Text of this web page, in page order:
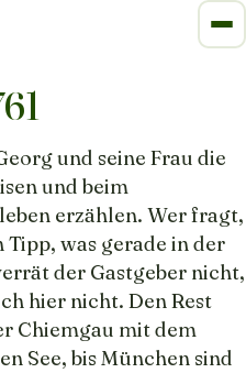
und seine Frau die
und beim
erzählen. Wer fragt,
was gerade in der
der Gastgeber nicht,
hier nicht. Den Rest
Chiemgau mit dem
See, bis München sind